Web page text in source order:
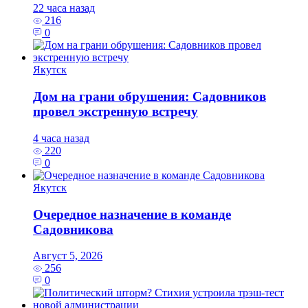
22 часа назад
216
0
Якутск
Дом на грани обрушения: Садовников
провел экстренную встречу
4 часа назад
220
0
Якутск
Очередное назначение в команде
Садовникова
Август 5, 2026
256
0